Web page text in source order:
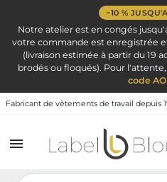
−10 %
Notre atelier est en congés
votre commande est enregistrée
(livraison estimée à partir du 19
brodés ou floqués). Pour
code
Fabricant de vêtements de travail depuis

Vêtement de travail Label Blouse